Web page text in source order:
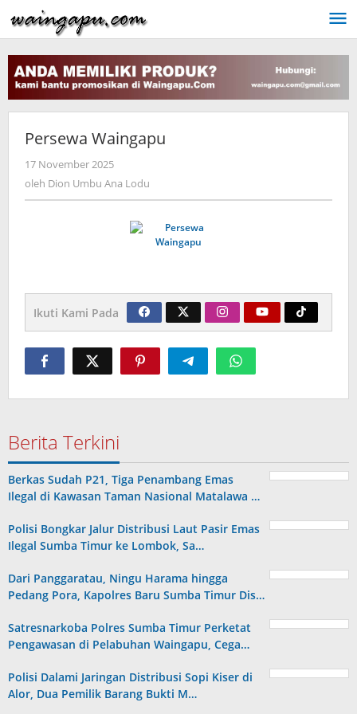
ke
konten
Persewa Waingapu
17 November 2025
Dion
Lodu
oleh Dion Umbu Ana Lodu
Ikuti Kami Pada
Berita Terkini
Berkas Sudah P21, Tiga Penambang Emas
Ilegal di Kawasan Taman Nasional Matalawa …
Polisi Bongkar Jalur Distribusi Laut Pasir Emas
Ilegal Sumba Timur ke Lombok, Sa…
Dari Panggaratau, Ningu Harama hingga
Pedang Pora, Kapolres Baru Sumba Timur Dis…
Satresnarkoba Polres Sumba Timur Perketat
Pengawasan di Pelabuhan Waingapu, Cega…
Polisi Dalami Jaringan Distribusi Sopi Kiser di
Alor, Dua Pemilik Barang Bukti M…